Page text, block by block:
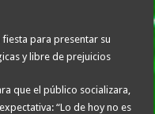
que el público socializara,
“Lo de hoy no es